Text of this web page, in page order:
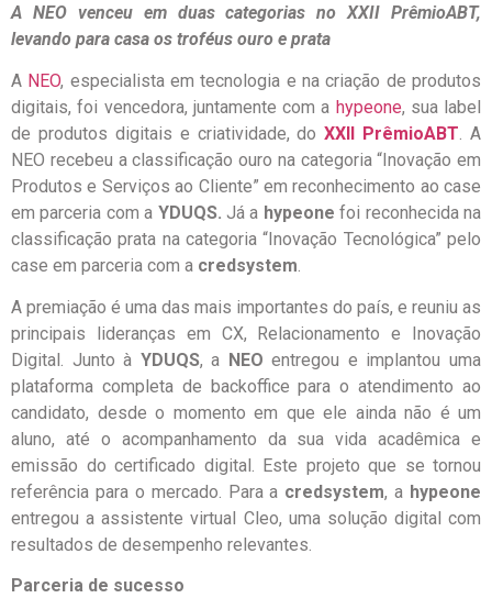
A NEO venceu em duas categorias no XXII PrêmioABT,
levando para casa os troféus ouro e prata
A NEO, especialista em tecnologia e na criação de produtos
digitais, foi vencedora, juntamente com a hypeone, sua label
de produtos digitais e criatividade, doXXII PrêmioABT. A
NEO recebeu a classificação ouro na categoria “Inovação em
Produtos e Serviços ao Cliente” em reconhecimento ao case
em parceria com a YDUQS.Já a hypeone foi reconhecida na
classificação prata na categoria “Inovação Tecnológica” pelo
case em parceria com a credsystem.
A premiação é uma das mais importantes do país, e reuniu as
principais lideranças em CX, Relacionamento e Inovação
Digital. Junto à YDUQS, a NEO entregou e implantou uma
plataforma completa de backoffice para o atendimento ao
candidato, desde o momento em que ele ainda não é um
aluno, até o acompanhamento da sua vida acadêmica e
emissão do certificado digital. Este projeto que se tornou
referência para o mercado. Para a credsystem, a hypeone
entregou a assistente virtual Cleo, uma solução digital com
resultados de desempenho relevantes.
Parceria de sucesso